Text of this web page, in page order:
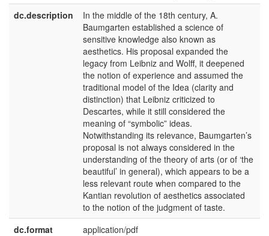
dc.description
In the middle of the 18th century, A.
Baumgarten established a science of
sensitive knowledge also known as
aesthetics. His proposal expanded the
legacy from Leibniz and Wolff, it deepened
the notion of experience and assumed the
traditional model of the Idea (clarity and
distinction) that Leibniz criticized to
Descartes, while it still considered the
meaning of “symbolic” ideas.
Notwithstanding its relevance, Baumgarten’s
proposal is not always considered in the
understanding of the theory of arts (or of ‘the
beautiful’ in general), which appears to be a
less relevant route when compared to the
Kantian revolution of aesthetics associated
to the notion of the judgment of taste.
dc.format
application/pdf